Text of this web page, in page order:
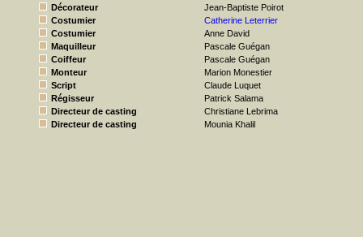
Décorateur
Jean-Baptiste Poirot
Costumier
Catherine Leterrier
Costumier
Anne David
Maquilleur
Pascale Guégan
Coiffeur
Pascale Guégan
Monteur
Marion Monestier
Script
Claude Luquet
Régisseur
Patrick Salama
Directeur de casting
Christiane Lebrima
Directeur de casting
Mounia Khalil